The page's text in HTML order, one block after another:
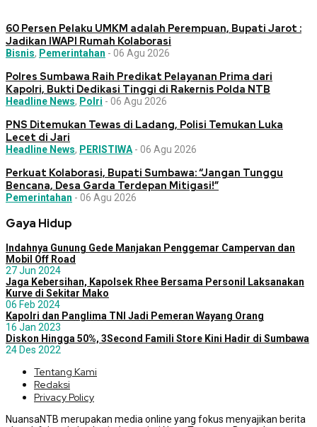
60 Persen Pelaku UMKM adalah Perempuan, Bupati Jarot :
Jadikan IWAPI Rumah Kolaborasi
Bisnis, Pemerintahan - 06 Agu 2026
Polres Sumbawa Raih Predikat Pelayanan Prima dari
Kapolri, Bukti Dedikasi Tinggi di Rakernis Polda NTB
Headline News, Polri - 06 Agu 2026
PNS Ditemukan Tewas di Ladang, Polisi Temukan Luka
Lecet di Jari
Headline News, PERISTIWA- 06 Agu 2026
Perkuat Kolaborasi, Bupati Sumbawa: “Jangan Tunggu
Bencana, Desa Garda Terdepan Mitigasi!”
Pemerintahan - 06 Agu 2026
Gaya Hidup
Indahnya Gunung Gede Manjakan Penggemar Campervan dan
Mobil Off Road
27 Jun 2024
Jaga Kebersihan, Kapolsek Rhee Bersama Personil Laksanakan
Kurve di Sekitar Mako
06 Feb 2024
Kapolri dan Panglima TNI Jadi Pemeran Wayang Orang
16 Jan 2023
Diskon Hingga 50%, 3Second Famili Store Kini Hadir di Sumbawa
24 Des 2022
Tentang Kami
Redaksi
Privacy Policy
NuansaNTB merupakan media online yang fokus menyajikan berita